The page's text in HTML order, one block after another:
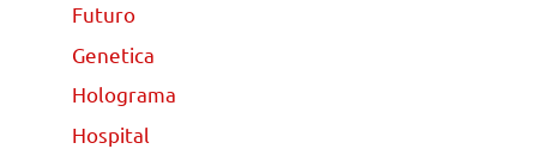
Futuro
Genetica
Holograma
Hospital